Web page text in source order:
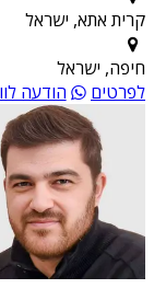
קרית אתא, ישראל
חיפה, ישראל
לפרטים
הודעה